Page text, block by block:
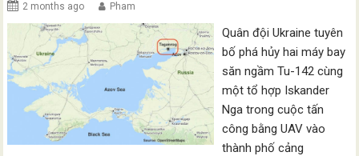
2 months ago Pham
Quân đội Ukraine tuyên
bố phá hủy hai máy bay
săn ngầm Tu-142 cùng
một tổ hợp Iskander
Nga trong cuộc tấn
công bằng UAV vào
thành phố cảng